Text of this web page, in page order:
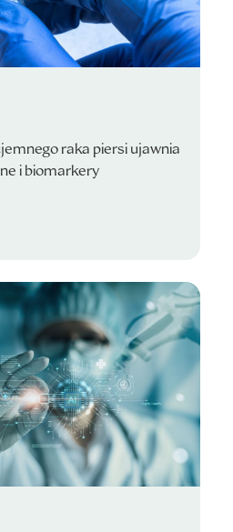
raka piersi ujawnia
i biomarkery